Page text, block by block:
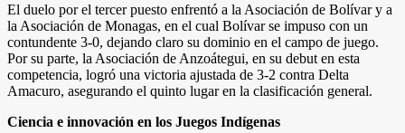
El duelo por el tercer puesto enfrentó a la Asociación de Bolívar y a
la Asociación de Monagas, en el cual Bolívar se impuso con un
contundente 3-0, dejando claro su dominio en el campo de juego.
Por su parte, la Asociación de Anzoátegui, en su debut en esta
competencia, logró una victoria ajustada de 3-2 contra Delta
Amacuro, asegurando el quinto lugar en la clasificación general.
Ciencia e innovación en los Juegos Indígenas